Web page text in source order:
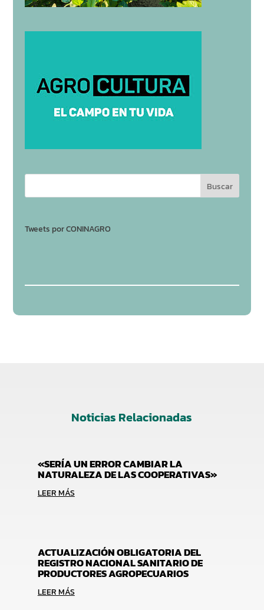
Tweets por CONINAGRO
Noticias Relacionadas
«SERÍA UN ERROR CAMBIAR LA
NATURALEZA DE LAS COOPERATIVAS»
LEER MÁS
ACTUALIZACIÓN OBLIGATORIA DEL
REGISTRO NACIONAL SANITARIO DE
PRODUCTORES AGROPECUARIOS
LEER MÁS